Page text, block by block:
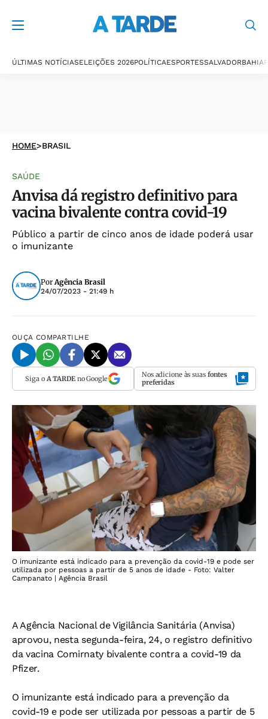
ÚLTIMAS NOTÍCIASELEIÇÕES 2026POLÍTICAESPORTESSALVADORBAHIA
HOME>BRASIL
SAÚDE
Anvisa dá registro definitivo para
vacina bivalente contra covid-19
Público a partir de cinco anos de idade poderá usar
o imunizante
PorAgência Brasil
24/07/2023 - 21:49 h
OUÇA COMPARTILHE
Siga o A TARDEno Google Nos adicione às suas fontes
preferidas
O imunizante está indicado para a prevenção da covid-19 e pode ser
utilizada por pessoas a partir de 5 anos de idade - Foto: Valter
Campanato | Agência Brasil
A Agência Nacional de Vigilância Sanitária (Anvisa)
aprovou, nesta segunda-feira, 24, o registro definitivo
da vacina Comirnaty bivalente contra a covid-19 da
Pfizer.
O imunizante está indicado para a prevenção da
covid-19 e pode ser utilizada por pessoas a partir de 5